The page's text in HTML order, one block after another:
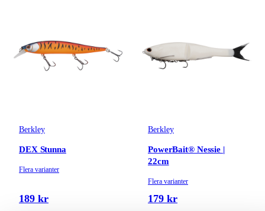
Berkley
DEX Stunna
Flera varianter
189 kr
Berkley
PowerBait® Nessie |
22cm
Flera varianter
179 kr